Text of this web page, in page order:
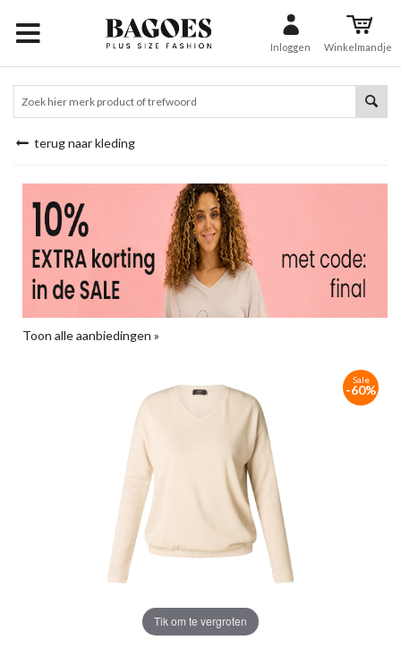
Inloggen Winkelmandje
terug naar kleding
Toon alle aanbiedingen »
Tik om te vergroten
Sale
-60%